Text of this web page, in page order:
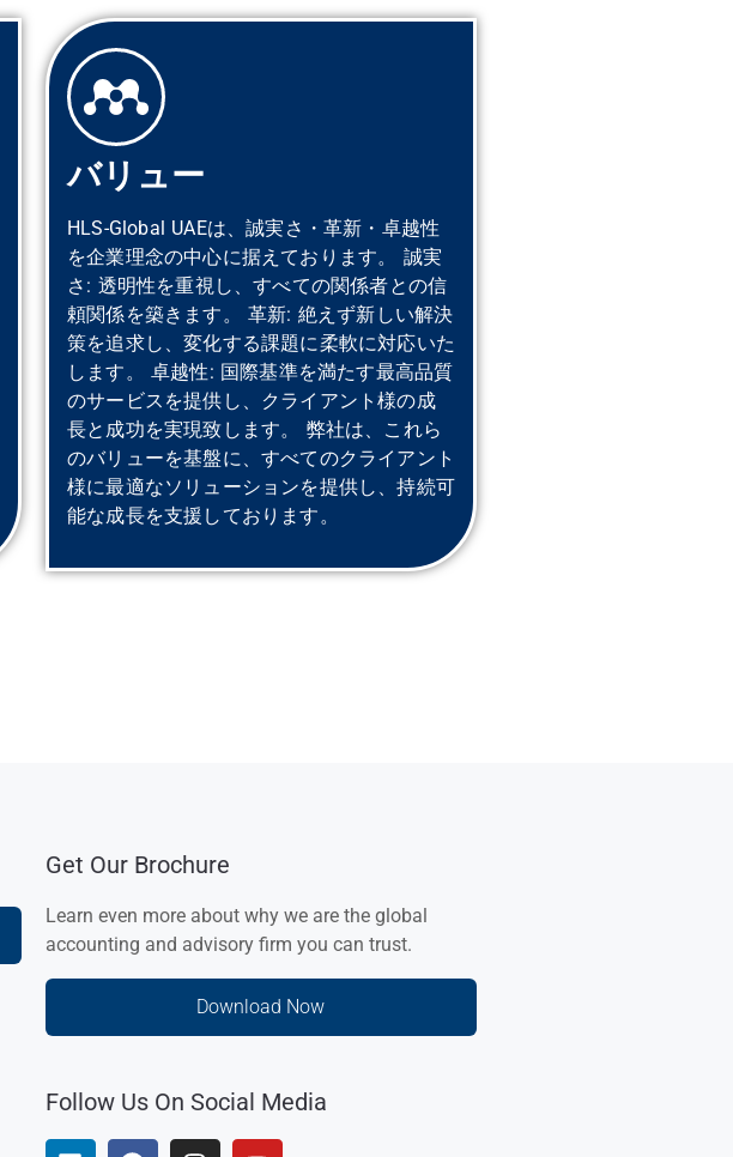
バリュー
HLS-Global UAEは、誠実さ・革新・卓越性
を企業理念の中心に据えております。 誠実
さ: 透明性を重視し、すべての関係者との信
頼関係を築きます。 革新: 絶えず新しい解決
策を追求し、変化する課題に柔軟に対応いた
します。 卓越性: 国際基準を満たす最高品質
のサービスを提供し、クライアント様の成
長と成功を実現致します。 弊社は、これら
のバリューを基盤に、すべてのクライアント
様に最適なソリューションを提供し、持続可
能な成長を支援しております。
Get Our Brochure
Learn even more about why we are the global
accounting and advisory firm you can trust.
Download Now
Follow Us On Social Media